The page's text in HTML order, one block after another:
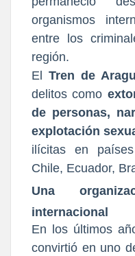
organismos
entre los
región.
El
Tren de
delitos como
de personas,
explotación
ilícitas en
Chile, Ecuador,
Una
internacional
En los últimos
convirtió en uno